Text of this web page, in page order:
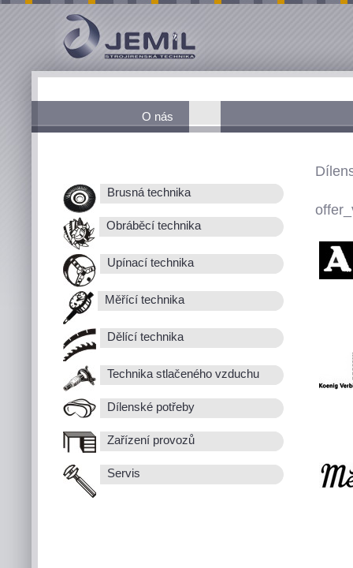
O nás
Brusná technika
Obráběcí technika
Upínací technika
Měřící technika
Dělící technika
Technika stlačeného vzduchu
Dílenské potřeby
Zařízení provozů
Servis